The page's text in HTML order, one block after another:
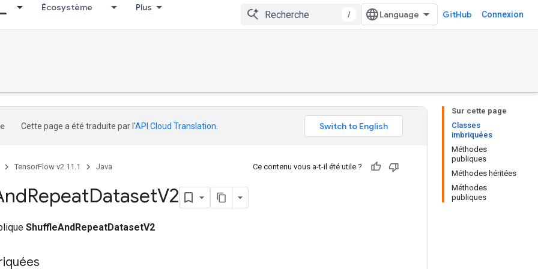
Écosystème Plus
/ GitHub Connexion
Sur cette page
Classes
imbriquées
Méthodes
publiques
Méthodes héritées
Méthodes
publiques
Cette page a été traduite par l'API Cloud Translation
TensorFlow v2.11.1 Java Ce contenu vous a-t-il été utile ?
RepeatDatasetV2
ShuffleAndRepeatDatasetV2